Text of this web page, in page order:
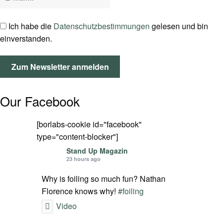
Ich habe die Datenschutzbestimmungen gelesen und bin
einverstanden.
Our Facebook
[borlabs-cookie id="facebook"
type="content-blocker"]
Stand Up Magazin
23 hours ago
Why is foiling so much fun? Nathan
Florence knows why! #foiling
Video